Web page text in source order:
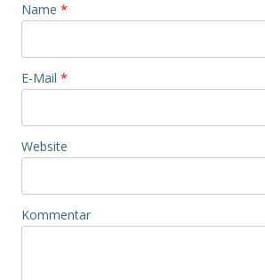
Name *
E-Mail *
Website
Kommentar